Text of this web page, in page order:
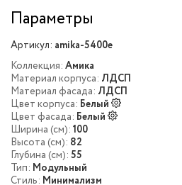
Параметры
Артикул: amika-5400e
Коллекция: Амика
Материал корпуса: ЛДСП
Материал фасада: ЛДСП
Цвет корпуса: Белый
Цвет фасада: Белый
Ширина (см): 100
Высота (см): 82
Глубина (см): 55
Тип: Модульный
Стиль: Минимализм